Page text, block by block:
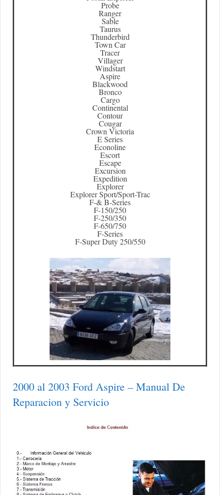
Probe
Ranger
Sable
Taurus
Thunderbird
Town Car
Tracer
Villager
Windstart
Aspire
Blackwood
Bronco
Cargo
Continental
Contour
Cougar
Crown Victoria
E Series
Econoline
Escort
Escape
Excursion
Expedition
Explorer
Explorer Sport/Sport-Trac
F-& B-Series
F-150/250
F-250/350
F-650/750
F-Series
F-Super Duty 250/550
2000 al 2003 Ford Aspire – Manual De
Reparacion y Servicio